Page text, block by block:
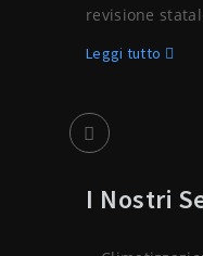
revisione
Leggi tutto
I Nostri